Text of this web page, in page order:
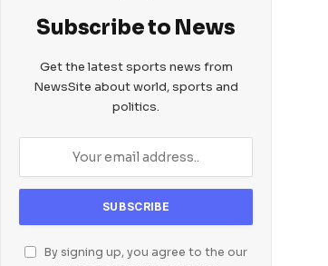
Subscribe to News
Get the latest sports news from
NewsSite about world, sports and
politics.
By signing up, you agree to the our